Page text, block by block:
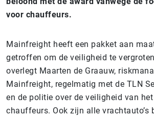
voor chauffeurs.
Mainfreight heeft een pakket aan
getroffen om de veiligheid te
overlegt Maarten de Graauw,
Mainfreight, regelmatig met de TLN
en de politie over de veiligheid van
chauffeurs. Ook zijn alle vrachtauto’s